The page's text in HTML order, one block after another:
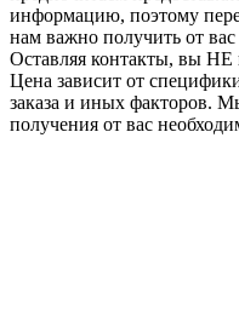
информацию, поэтому
нам важно получить от
Оставляя контакты, вы НЕ
Цена зависит от
заказа и иных факторов.
получения от вас